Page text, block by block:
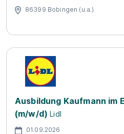
86399 Bobingen (u.a.)
Ausbildung Kaufmann im
(m/w/d) Lidl
01.09.2026